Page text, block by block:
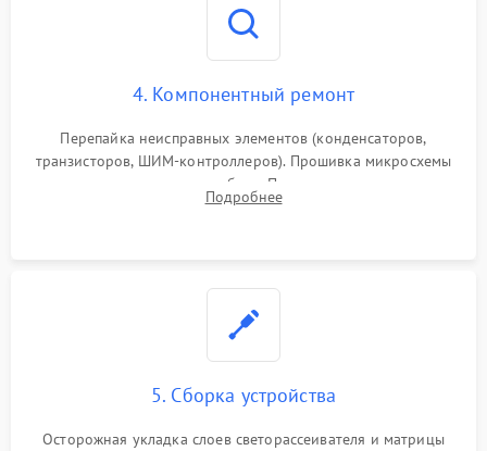
4. Компонентный ремонт
Перепайка неисправных элементов (конденсаторов,
транзисторов, ШИМ-контроллеров). Прошивка микросхемы
памяти при программных сбоях. При поломке подсветки —
разборка матрицы и замена выгоревших светодиодов.
Подробнее
5. Сборка устройства
Осторожная укладка слоев светорассеивателя и матрицы